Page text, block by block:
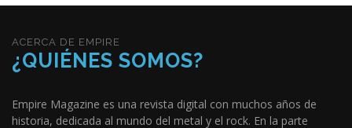
ACERCA DE EMPIRE
¿QUIÉNES SOMOS?
Empire Magazine es una revista digital con muchos años de
historia, dedicada al mundo del metal y el rock. En la parte